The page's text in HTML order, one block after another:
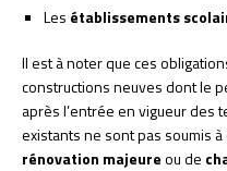
Les établissements
Il est à noter que ces
constructions neuves dont le
après l’entrée en vigueur des
existants ne sont pas soumis
rénovation majeureou de